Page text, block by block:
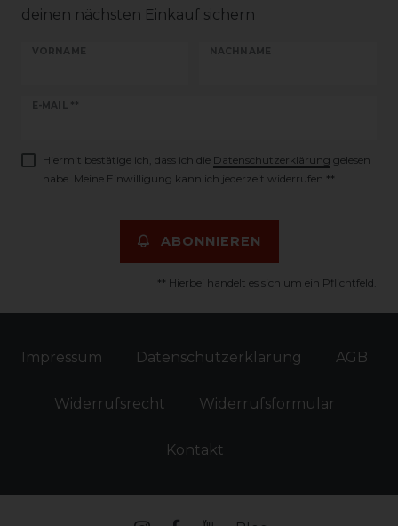
deinen nächsten Einkauf sichern
VORNAME NACHNAME
E-MAIL **
Newsletter
Hiermit bestätige ich, dass ich die Daten­schutz­erklärung gelesen
habe. Meine Einwilligung kann ich jederzeit widerrufen.**
ABONNIEREN
** Hierbei handelt es sich um ein Pflichtfeld.
Impressum Daten­schutz­erklärung AGB
Widerrufs­recht Widerrufs­formular
Kontakt